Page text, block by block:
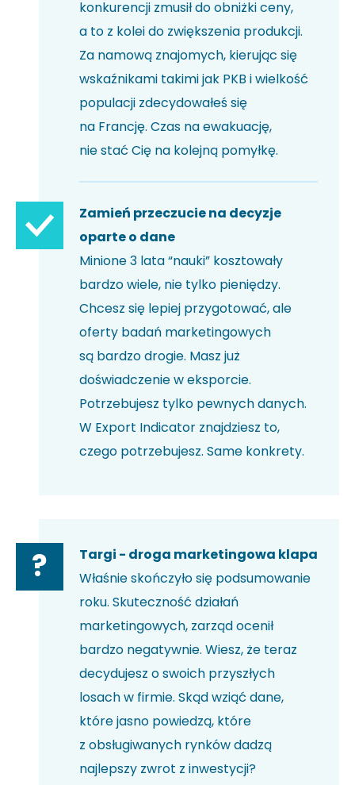
konkurencji zmusił do obniżki ceny,
a to z kolei do zwiększenia produkcji.
Za namową znajomych, kierując się
wskaźnikami takimi jak PKB i wielkość
populacji zdecydowałeś się
na Francję. Czas na ewakuację,
nie stać Cię na kolejną pomyłkę.
Zamień przeczucie na decyzje
oparte o dane
Minione 3 lata “nauki” kosztowały
bardzo wiele, nie tylko pieniędzy.
Chcesz się lepiej przygotować, ale
oferty badań marketingowych
są bardzo drogie. Masz już
doświadczenie w eksporcie.
Potrzebujesz tylko pewnych danych.
W Export Indicator znajdziesz to,
czego potrzebujesz. Same konkrety.
?
Targi - droga marketingowa klapa
Właśnie skończyło się podsumowanie
roku. Skuteczność działań
marketingowych, zarząd ocenił
bardzo negatywnie. Wiesz, że teraz
decydujesz o swoich przyszłych
losach w firmie. Skąd wziąć dane,
które jasno powiedzą, które
z obsługiwanych rynków dadzą
najlepszy zwrot z inwestycji?